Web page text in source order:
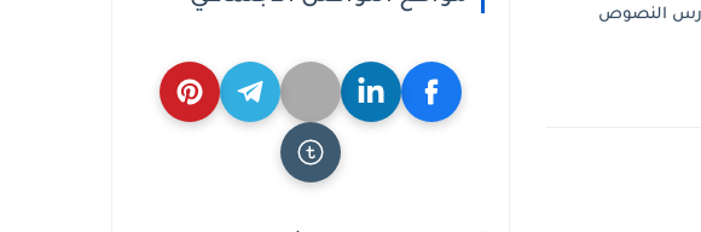
الصف السابع الفصل الثالث 2025 بوربوينت درس النصوص